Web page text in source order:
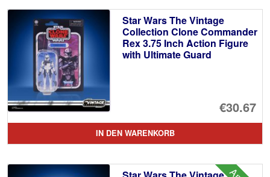
Star Wars The Vintage
Collection Clone Commander
Rex 3.75 Inch Action Figure
with Ultimate Guard
€30.67
IN DEN WARENKORB